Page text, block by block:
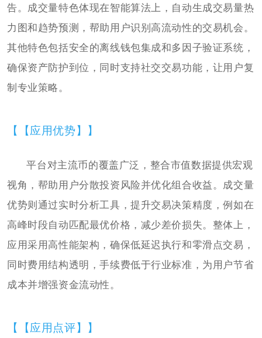
告。成交量特色体现在智能算法上，自动生成交易量热
力图和趋势预测，帮助用户识别高流动性的交易机会。
其他特色包括安全的离线钱包集成和多因子验证系统，
确保资产防护到位，同时支持社交交易功能，让用户复
制专业策略。
【【应用优势】】
平台对主流币的覆盖广泛，整合市值数据提供宏观
视角，帮助用户分散投资风险并优化组合收益。成交量
优势则通过实时分析工具，提升交易决策精度，例如在
高峰时段自动匹配最优价格，减少差价损失。整体上，
应用采用高性能架构，确保低延迟执行和零滑点交易，
同时费用结构透明，手续费低于行业标准，为用户节省
成本并增强资金流动性。
【【应用点评】】